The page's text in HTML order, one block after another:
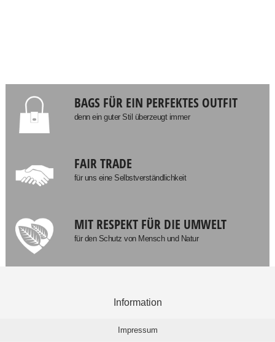
BAGS FÜR EIN PERFEKTES OUTFIT
denn ein guter Stil überzeugt immer
FAIR TRADE
für uns eine Selbstverständlichkeit
MIT RESPEKT FÜR DIE UMWELT
für den Schutz von Mensch und Natur
Information
Impressum